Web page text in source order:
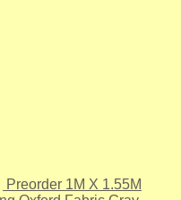
Preorder 1M X 1.55M